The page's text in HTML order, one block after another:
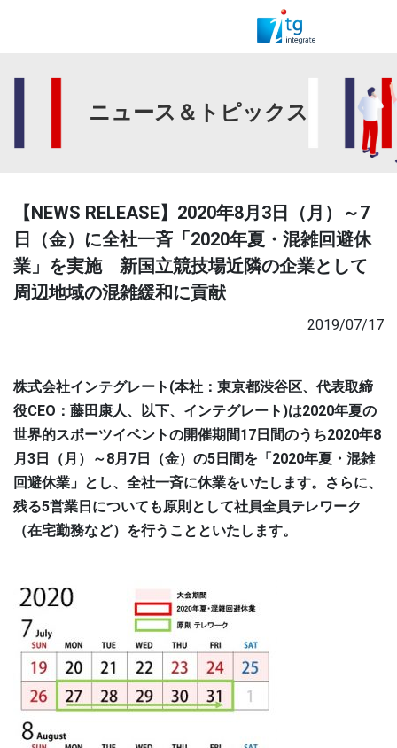
ニュース＆トピックス
【NEWS RELEASE】2020年8月3日（月）～7
日（金）に全社一斉「2020年夏・混雑回避休
業」を実施 新国立競技場近隣の企業として
周辺地域の混雑緩和に貢献
2019/07/17
株式会社インテグレート(本社：東京都渋谷区、代表取締
役CEO：藤田康人、以下、インテグレート)は2020年夏の
世界的スポーツイベントの開催期間17日間のうち2020年8
月3日（月）～8月7日（金）の5日間を「2020年夏・混雑
回避休業」とし、全社一斉に休業をいたします。さらに、
残る5営業日についても原則として社員全員テレワーク
（在宅勤務など）を行うことといたします。